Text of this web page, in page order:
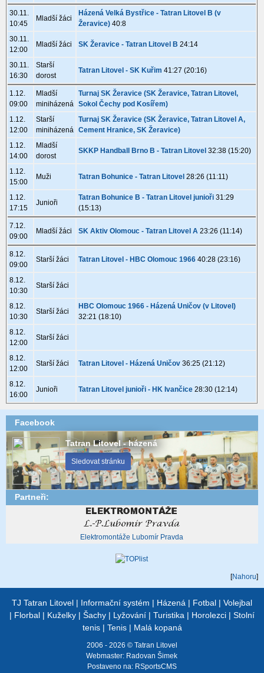
30.11.
10:45
Mladší žáci
Házená Velká Bystřice - Tatran Litovel B (v
Žeravice) 40:8
30.11.
12:00
Mladší žáci SK Žeravice - Tatran Litovel B 24:14
30.11.
16:30
Starší
dorost
Tatran Litovel - SK Kuřim 41:27 (20:16)
1.12.
09:00
Mladší
miniházená
Turnaj SK Žeravice (SK Žeravice, Tatran Litovel,
Sokol Čechy pod Kosířem)
1.12.
12:00
Starší
miniházená
Turnaj SK Žeravice (SK Žeravice, Tatran Litovel A,
Cement Hranice, SK Žeravice)
1.12.
14:00
Mladší
dorost
SKKP Handball Brno B - Tatran Litovel 32:38 (15:20)
1.12.
15:00
Muži Tatran Bohunice - Tatran Litovel 28:26 (11:11)
1.12.
17:15
Junioři
Tatran Bohunice B - Tatran Litovel junioři 31:29
(15:13)
7.12.
09:00
Mladší žáci SK Aktiv Olomouc - Tatran Litovel A 23:26 (11:14)
8.12.
09:00
Starší žáci Tatran Litovel - HBC Olomouc 1966 40:28 (23:16)
8.12.
10:30
Starší žáci
8.12.
10:30
Starší žáci
HBC Olomouc 1966 - Házená Uničov (v Litovel)
32:21 (18:10)
8.12.
12:00
Starší žáci
8.12.
12:00
Starší žáci Tatran Litovel - Házená Uničov 36:25 (21:12)
8.12.
16:00
Junioři Tatran Litovel junioři - HK Ivančice 28:30 (12:14)
Facebook
Tatran Litovel - házená
Sledovat stránku
Partneři:
Elektromontáže Lubomír Pravda
[Nahoru]
TJ Tatran Litovel | Informační systém | Házená | Fotbal | Volejbal
| Florbal | Kuželky | Šachy | Lyžování | Turistika | Horolezci | Stolní
tenis| Tenis| Malá kopaná
2006 - 2026 © Tatran Litovel
Webmaster: Radovan Šimek
Postaveno na: RSportsCMS